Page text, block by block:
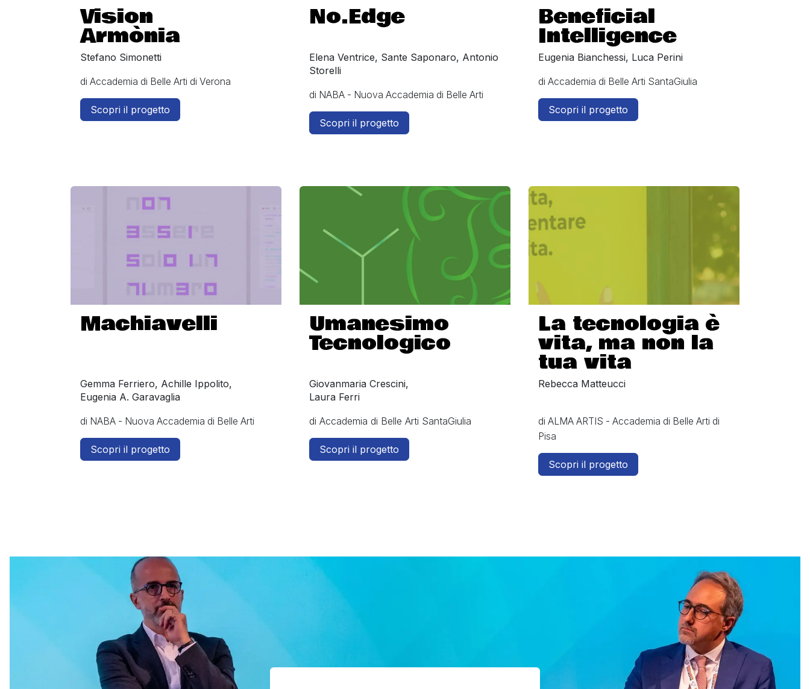
Vision
Armònia
Stefano Simonetti
di Accademia di Belle Arti di Verona
Scopri il progetto
No.Edge
Elena Ventrice, Sante Saponaro, Antonio
Storelli
di NABA - Nuova Accademia di Belle Arti
Scopri il progetto
Beneficial
Intelligence
Eugenia Bianchessi, Luca Perini
di Accademia di Belle Arti SantaGiulia
Scopri il progetto
Machiavelli
Gemma Ferriero, Achille Ippolito,
Eugenia A. Garavaglia
di NABA - Nuova Accademia di Belle Arti
Scopri il progetto
Umanesimo
Tecnologico
Giovanmaria Crescini,
Laura Ferri
di Accademia di Belle Arti SantaGiulia
Scopri il progetto
La tecnologia è
vita, ma non la
tua vita
Rebecca Matteucci
di ALMA ARTIS - Accademia di Belle Arti di
Pisa
Scopri il progetto